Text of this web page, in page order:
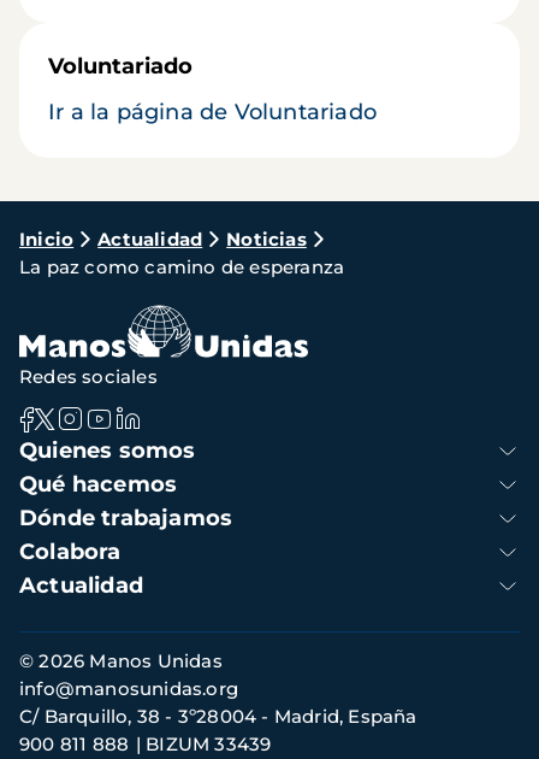
Voluntariado
Ir a la página de Voluntariado
Ruta
de
navegación
Inicio Actualidad
Noticias
La paz como camino de esperanza
Navegación
principal
Quienes somos
Qué hacemos
Dónde trabajamos
Colabora
Actualidad
Redes sociales
Información
de
contacto
© 2026 Manos Unidas
C/ Barquillo, 38 - 3º28004 - Madrid, España
900 811 888
BIZUM 33439
info@manosunidas.org